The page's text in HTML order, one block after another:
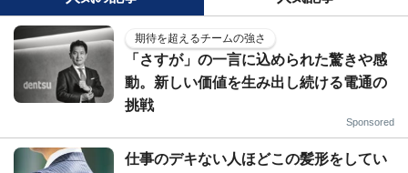
期待を超えるチームの強さ
「さすが」の一言に込められた驚きや感
動。新しい価値を生み出し続ける電通の
挑戦
Sponsored
仕事のデキない人ほどこの髪形をしてい